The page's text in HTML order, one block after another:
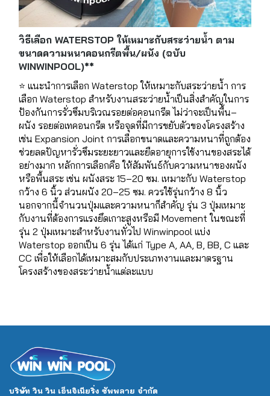
วิธีเลือก WATERSTOP ให้เหมาะกับสระว่ายน้ำ ตาม
ขนาดความหนาคอนกรีตพื้น/ผนัง (ฉบับ
WINWINPOOL)**
⭐ แนะนำการเลือก Waterstop ให้เหมาะกับสระว่ายน้ำ การ
เลือก Waterstop สำหรับงานสระว่ายน้ำเป็นสิ่งสำคัญในการ
ป้องกันการรั่วซึมบริเวณรอยต่อคอนกรีต ไม่ว่าจะเป็นพื้น–
ผนัง รอยต่อเทคอนกรีต หรือจุดที่มีการขยับตัวของโครงสร้าง
เช่น Expansion Joint การเลือกขนาดและความหนาที่ถูกต้อง
ช่วยลดปัญหารั่วซึมระยะยาวและยืดอายุการใช้งานของสระได้
อย่างมาก หลักการเลือกคือ ให้สัมพันธ์กับความหนาของผนัง
หรือพื้นสระ เช่น ผนังสระ 15–20 ซม. เหมาะกับ Waterstop
กว้าง 6 นิ้ว ส่วนผนัง 20–25 ซม. ควรใช้รุ่นกว้าง 8 นิ้ว
นอกจากนี้จำนวนปุ่มและความหนาก็สำคัญ รุ่น 3 ปุ่มเหมาะ
กับงานที่ต้องการแรงยึดเกาะสูงหรือมี Movement ในขณะที่
รุ่น 2 ปุ่มเหมาะสำหรับงานทั่วไป Winwinpool แบ่ง
Waterstop ออกเป็น 6 รุ่น ได้แก่ Type A, AA, B, BB, C และ
CC เพื่อให้เลือกได้เหมาะสมกับประเภทงานและมาตรฐาน
โครงสร้างของสระว่ายน้ำแต่ละแบบ
บริษัท วิน วิน เอ็นจิเนียริ่ง ซัพพลาย จำกัด